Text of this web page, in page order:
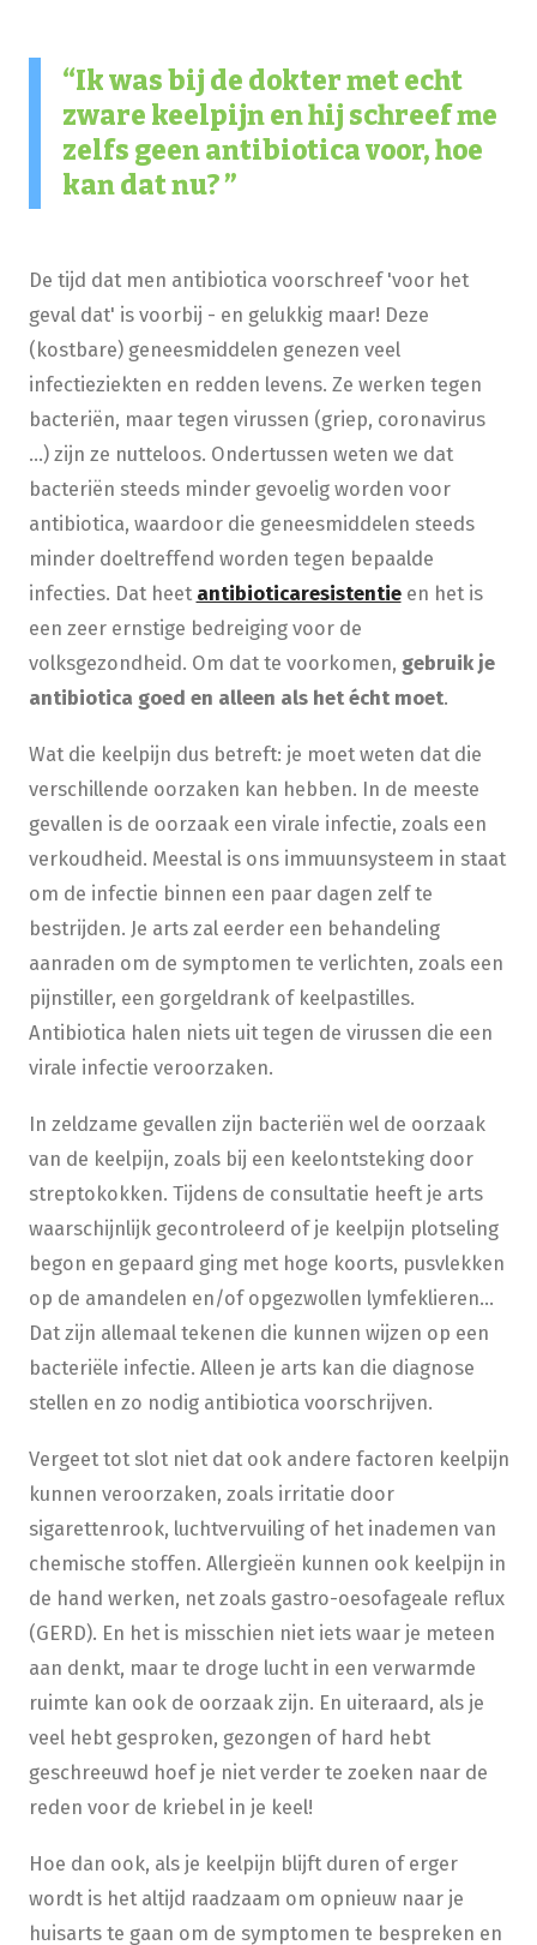
Ik was bij de dokter met echt
zware keelpijn en hij schreef me
zelfs geen antibiotica voor, hoe
kan dat nu?
De tijd dat men antibiotica voorschreef 'voor het
geval dat' is voorbij - en gelukkig maar! Deze
(kostbare) geneesmiddelen genezen veel
infectieziekten en redden levens. Ze werken tegen
bacteriën, maar tegen virussen (griep, coronavirus
...) zijn ze nutteloos. Ondertussen weten we dat
bacteriën steeds minder gevoelig worden voor
antibiotica, waardoor die geneesmiddelen steeds
minder doeltreffend worden tegen bepaalde
infecties. Dat heet antibioticaresistentieen het is
een zeer ernstige bedreiging voor de
volksgezondheid. Om dat te voorkomen, gebruik je
antibiotica goed en alleen als het écht moet.
Wat die keelpijn dus betreft: je moet weten dat die
verschillende oorzaken kan hebben. In de meeste
gevallen is de oorzaak een virale infectie, zoals een
verkoudheid. Meestal is ons immuunsysteem in staat
om de infectie binnen een paar dagen zelf te
bestrijden. Je arts zal eerder een behandeling
aanraden om de symptomen te verlichten, zoals een
pijnstiller, een gorgeldrank of keelpastilles.
Antibiotica halen niets uit tegen de virussen die een
virale infectie veroorzaken.
In zeldzame gevallen zijn bacteriën wel de oorzaak
van de keelpijn, zoals bij een keelontsteking door
streptokokken. Tijdens de consultatie heeft je arts
waarschijnlijk gecontroleerd of je keelpijn plotseling
begon en gepaard ging met hoge koorts, pusvlekken
op de amandelen en/of opgezwollen lymfeklieren...
Dat zijn allemaal tekenen die kunnen wijzen op een
bacteriële infectie. Alleen je arts kan die diagnose
stellen en zo nodig antibiotica voorschrijven.
Vergeet tot slot niet dat ook andere factoren keelpijn
kunnen veroorzaken, zoals irritatie door
sigarettenrook, luchtvervuiling of het inademen van
chemische stoffen. Allergieën kunnen ook keelpijn in
de hand werken, net zoals gastro-oesofageale reflux
(GERD). En het is misschien niet iets waar je meteen
aan denkt, maar te droge lucht in een verwarmde
ruimte kan ook de oorzaak zijn. En uiteraard, als je
veel hebt gesproken, gezongen of hard hebt
geschreeuwd hoef je niet verder te zoeken naar de
reden voor de kriebel in je keel!
Hoe dan ook, als je keelpijn blijft duren of erger
wordt is het altijd raadzaam om opnieuw naar je
huisarts te gaan om de symptomen te bespreken en